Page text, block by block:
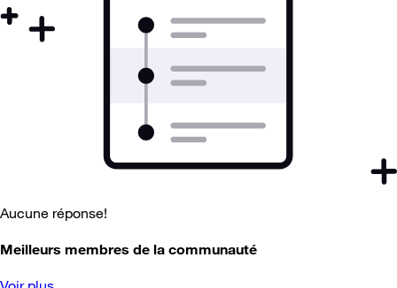
Aucune réponse!
Meilleurs membres de la communauté